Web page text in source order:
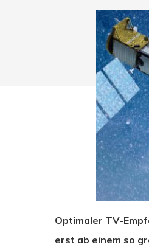
Drücken Sie Enter
Optimaler TV-
erst ab einem so